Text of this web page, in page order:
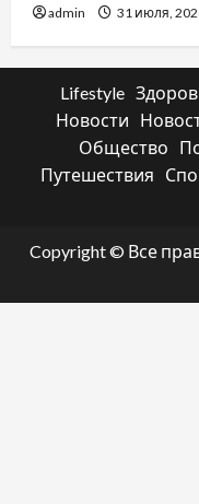
admin 31 июля,
Lifestyle
Новости
Общество
Путешествия
Copyright © Все